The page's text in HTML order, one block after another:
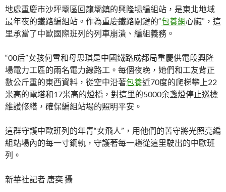
地處重慶市沙坪壩區回龍壩鎮的興隆場編組站，是東北地域
最年夜的鐵路編組站。作為重慶鐵路關鍵的“包養網心臟”，這
里承當了中歐國際班列的列車崩潰、編組義務。
“00后”女孩何雪和母思琪是中國鐵路成都局重慶供電段興隆
場電力工區的兩名電力線路工。每個夜晚，她們和工友背正
數公斤重的東西資料，從空中沿著包養近70度的爬梯攀上22
米高的電塔和17米高的燈橋，對這里的5000余盞燈停止巡檢
維護修繕，確保編組站場的照明平安。
這群守護中歐班列的年青“女飛人”，用他們的苦守將光照亮編
組站場內的每一寸鋼軌，守護著每一趟從這里駛出的中歐班
列。
新華社記者 唐奕 攝